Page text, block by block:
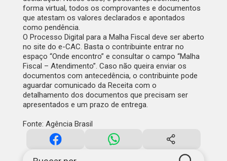
forma virtual, todos os comprovantes e documentos
que atestam os valores declarados e apontados
como pendência.
O Processo Digital para a Malha Fiscal deve ser aberto
no site do e-CAC. Basta o contribuinte entrar no
espaço “Onde encontro” e consultar o campo “Malha
Fiscal – Atendimento”. Caso não queira enviar os
documentos com antecedência, o contribuinte pode
aguardar comunicado da Receita com o
detalhamento dos documentos que precisam ser
apresentados e um prazo de entrega.
Fonte: Agência Brasil